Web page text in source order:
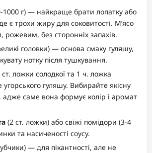
1000 г) — найкраще брати лопатку або
є трохи жиру для соковитості. М’ясо
рожевим, без сторонніх запахів.
головки) — основа смаку гуляшу,
нотку після тушкування.
ст. ложки солодкої та 1 ч. ложка
угорського гуляшу. Вибирайте якісну
адже саме вона формує колір і аромат
(2 ст. ложки) або свіжі помідори (3-4
та насиченості соусу.
— для пікантності, але не